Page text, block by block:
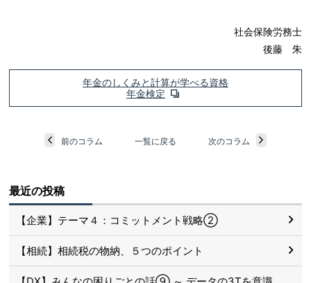
社会保険労務士
後藤 朱
年金のしくみと計算が学べる資格
年金検定
前のコラム 一覧に戻る 次のコラム
最近の投稿
【企業】テーマ４：コミットメント戦略②
【相続】相続税の物納、５つのポイント